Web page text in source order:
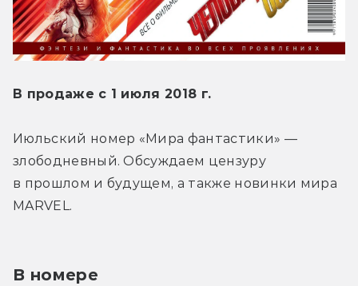
В продаже с 1 июля 2018 г.
Июльский номер «Мира фантастики» —
злободневный. Обсуждаем цензуру
в прошлом и будущем, а также новинки мира
MARVEL.
В номере